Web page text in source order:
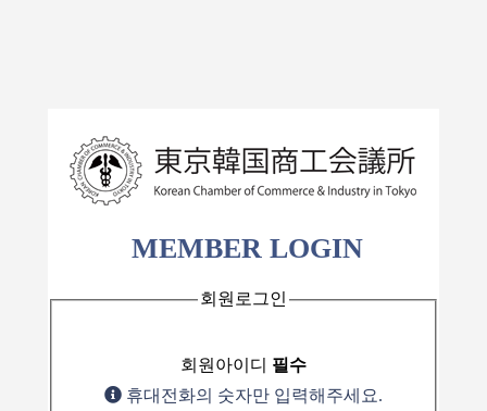
MEMBER LOGIN
회원로그인
회원아이디 필수
휴대전화의 숫자만 입력해주세요.